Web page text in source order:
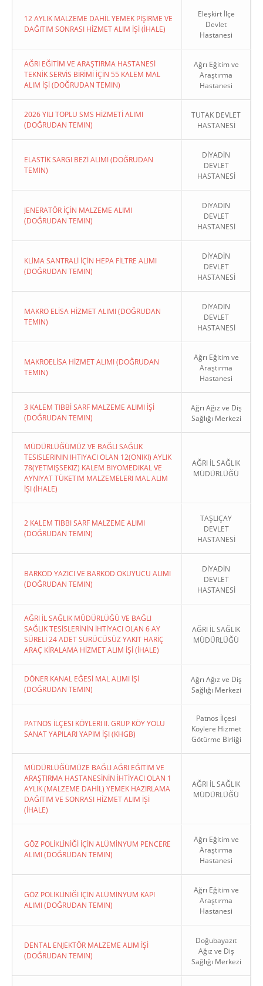
12 AYLIK MALZEME DAHİL YEMEK PİŞİRME VE
DAĞITIM SONRASI HİZMET ALIM İŞİ (İHALE)
Eleşkirt İlçe
Devlet
Hastanesi
AĞRI EĞİTİM VE ARAŞTIRMA HASTANESİ
TEKNİK SERVİS BİRİMİ İÇİN 55 KALEM MAL
ALIM İŞİ (DOĞRUDAN TEMIN)
Ağrı Eğitim ve
Araştırma
Hastanesi
2026 YILI TOPLU SMS HİZMETİ ALIMI
(DOĞRUDAN TEMIN)
TUTAK DEVLET
HASTANESİ
ELASTİK SARGI BEZİ ALIMI (DOĞRUDAN
TEMIN)
DİYADİN
DEVLET
HASTANESİ
JENERATÖR İÇİN MALZEME ALIMI
(DOĞRUDAN TEMIN)
DİYADİN
DEVLET
HASTANESİ
KLİMA SANTRALİ İÇİN HEPA FİLTRE ALIMI
(DOĞRUDAN TEMIN)
DİYADİN
DEVLET
HASTANESİ
MAKRO ELİSA HİZMET ALIMI (DOĞRUDAN
TEMIN)
DİYADİN
DEVLET
HASTANESİ
MAKROELİSA HİZMET ALIMI (DOĞRUDAN
TEMIN)
Ağrı Eğitim ve
Araştırma
Hastanesi
3 KALEM TIBBİ SARF MALZEME ALIMI İŞİ
(DOĞRUDAN TEMIN)
Ağrı Ağız ve Diş
Sağlığı Merkezi
MÜDÜRLÜĞÜMÜZ VE BAĞLI SAĞLIK
TESISLERININ IHTIYACI OLAN 12(ONIKI) AYLIK
78(YETMIŞSEKIZ) KALEM BIYOMEDIKAL VE
AYNIYAT TÜKETIM MALZEMELERI MAL ALIM
İŞI (İHALE)
AĞRI İL SAĞLIK
MÜDÜRLÜĞÜ
2 KALEM TIBBI SARF MALZEME ALIMI
(DOĞRUDAN TEMIN)
TAŞLIÇAY
DEVLET
HASTANESİ
BARKOD YAZICI VE BARKOD OKUYUCU ALIMI
(DOĞRUDAN TEMIN)
DİYADİN
DEVLET
HASTANESİ
AĞRI İL SAĞLIK MÜDÜRLÜĞÜ VE BAĞLI
SAĞLIK TESİSLERİNİN İHTİYACI OLAN 6 AY
SÜRELİ 24 ADET SÜRÜCÜSÜZ YAKIT HARİÇ
ARAÇ KİRALAMA HİZMET ALIM İŞİ (İHALE)
AĞRI İL SAĞLIK
MÜDÜRLÜĞÜ
DÖNER KANAL EĞESİ MAL ALIMI İŞİ
(DOĞRUDAN TEMIN)
Ağrı Ağız ve Diş
Sağlığı Merkezi
PATNOS İLÇESI KÖYLERI II. GRUP KÖY YOLU
SANAT YAPILARI YAPIM İŞI (KHGB)
Patnos İlçesi
Köylere Hizmet
Götürme Birliği
MÜDÜRLÜĞÜMÜZE BAĞLI AĞRI EĞİTİM VE
ARAŞTIRMA HASTANESİNİN İHTİYACI OLAN 1
AYLIK (MALZEME DAHİL) YEMEK HAZIRLAMA
DAĞITIM VE SONRASI HİZMET ALIM İŞİ
(İHALE)
AĞRI İL SAĞLIK
MÜDÜRLÜĞÜ
GÖZ POLİKLİNİĞİ İÇİN ALÜMİNYUM PENCERE
ALIMI (DOĞRUDAN TEMIN)
Ağrı Eğitim ve
Araştırma
Hastanesi
GÖZ POLİKLİNİĞİ İÇİN ALÜMİNYUM KAPI
ALIMI (DOĞRUDAN TEMIN)
Ağrı Eğitim ve
Araştırma
Hastanesi
DENTAL ENJEKTÖR MALZEME ALIM İŞİ
(DOĞRUDAN TEMIN)
Doğubayazıt
Ağız ve Diş
Sağlığı Merkezi